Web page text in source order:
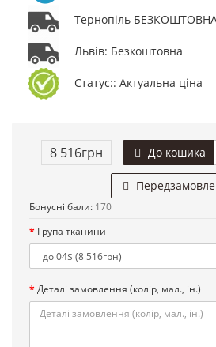
Тернопіль
Львів: Безкоштовна
Статус:: Актуальна ціна
8 516грн До кошика
Бонусні бали: 170
Група тканини
Деталі замовлення (колір, мал., ін.)